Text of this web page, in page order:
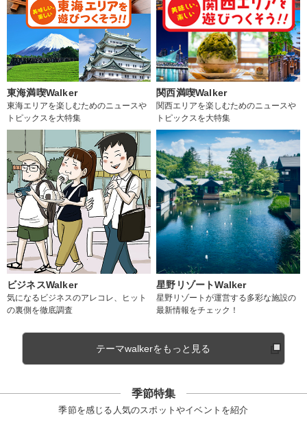
東海満喫Walker
東海エリアを楽しむためのニュースや
トピックスを大特集
関西満喫Walker
関西エリアを楽しむためのニュースや
トピックスを大特集
ビジネスWalker
気になるビジネスのアレコレ、ヒット
の裏側を徹底調査
星野リゾートWalker
星野リゾートが運営する多彩な施設の
最新情報をチェック！
テーマwalkerをもっと見る
季節特集
季節を感じる人気のスポットやイベントを紹介